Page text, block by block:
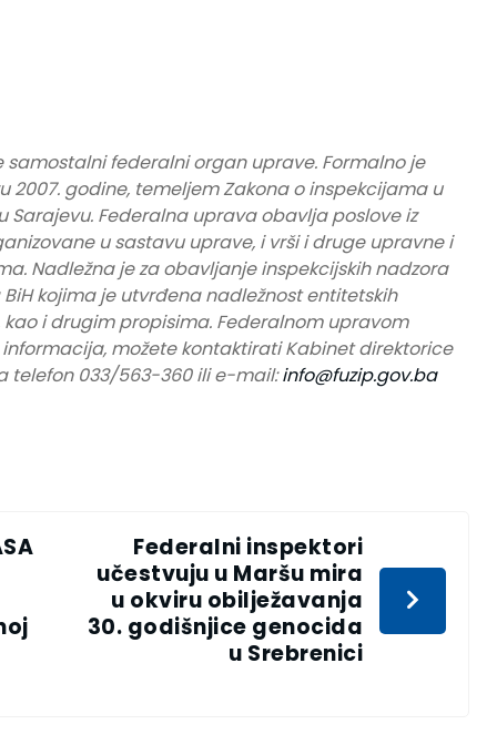
federalni organ uprave. Formalno je
godine, temeljem Zakona o inspekcijama u
Sarajevu. Federalna uprava obavlja poslove iz
u sastavu uprave, i vrši i druge upravne i
Nadležna je za obavljanje inspekcijskih nadzora
kojima je utvrđena nadležnost entitetskih
i drugim propisima. Federalnom upravom
možete kontaktirati Kabinet direktorice
telefon 033/563-360 ili e-mail:info@fuzip.gov.ba
Federalni inspektori
učestvuju u Maršu mira
u okviru obilježavanja
30. godišnjice genocida
u Srebrenici